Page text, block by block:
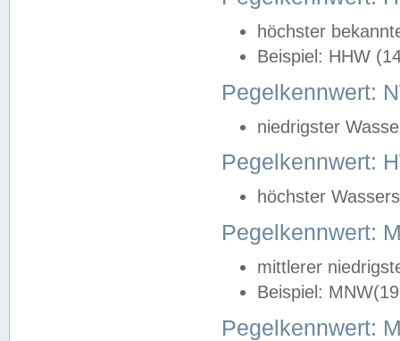
höchster
Beispiel: HHW
Pegelkennwert:
niedrigster
Pegelkennwert:
höchster
Pegelkennwert:
mittlerer
Beispiel:
Pegelkennwert: